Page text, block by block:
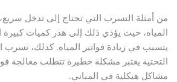
من أمثلة التسرب التي تحتاج إلى تدخل
المياه، حيث يؤدي ذلك إلى هدر كميات كبيرة
يتسبب في زيادة فواتير المياه. كذلك، تسرب
التحتية يعتبر مشكلة خطيرة تتطلب معالجة
مشاكل هيكلية في المباني.